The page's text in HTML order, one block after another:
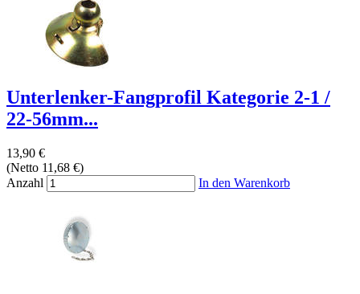
Unterlenker-Fangprofil Kategorie 2-1 /
22-56mm...
13,90 €
(Netto 11,68 €)
Anzahl
In den Warenkorb